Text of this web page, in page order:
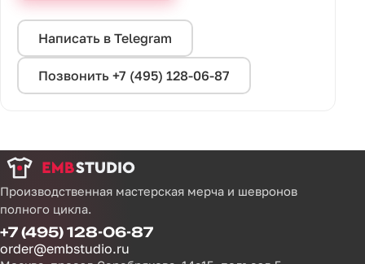
Написать в Telegram
Позвонить +7 (495) 128-06-87
Производственная мастерская мерча и шевронов
полного цикла.
+7 (495) 128-06-87
order@embstudio.ru